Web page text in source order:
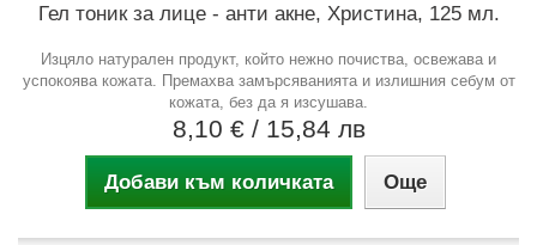
Гел тоник за лице - анти акне, Христина, 125 мл.
Изцяло натурален продукт, който нежно почиства, освежава и
успокоява кожата. Премахва замърсяванията и излишния себум от
кожата, без да я изсушава.
8,10 € / 15,84 лв
Добави към количката Още